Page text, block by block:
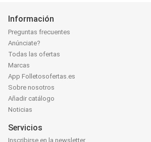
Información
Preguntas frecuentes
Anúnciate?
Todas las ofertas
Marcas
App Folletosofertas.es
Sobre nosotros
Añadir catálogo
Noticias
Servicios
Inscribirse en la newsletter